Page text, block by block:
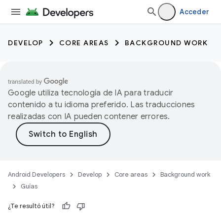
Acceder
DEVELOP CORE AREAS BACKGROUND WORK
Google utiliza tecnología de IA para traducir
contenido a tu idioma preferido. Las traducciones
realizadas con IA pueden contener errores.
Android Developers Develop Core areas
Background work
Guías
¿Te resultó útil?